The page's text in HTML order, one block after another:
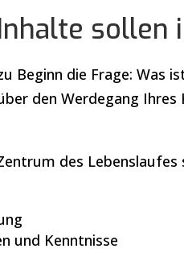
sollen
Beginn die Frage: Was
den Werdegang
des Lebenslaufes
und Kenntnisse